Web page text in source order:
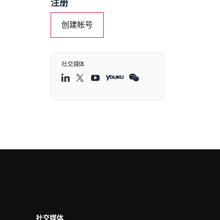
注册
创建帐号
社交媒体
社交媒体